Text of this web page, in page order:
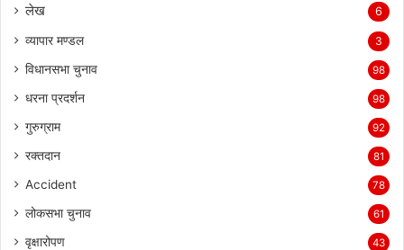
लेख 6
व्यापार मण्डल 3
विधानसभा चुनाव 98
धरना प्रदर्शन 98
गुरुग्राम 92
रक्तदान 81
Accident 78
लोकसभा चुनाव 61
वृक्षारोपण 43